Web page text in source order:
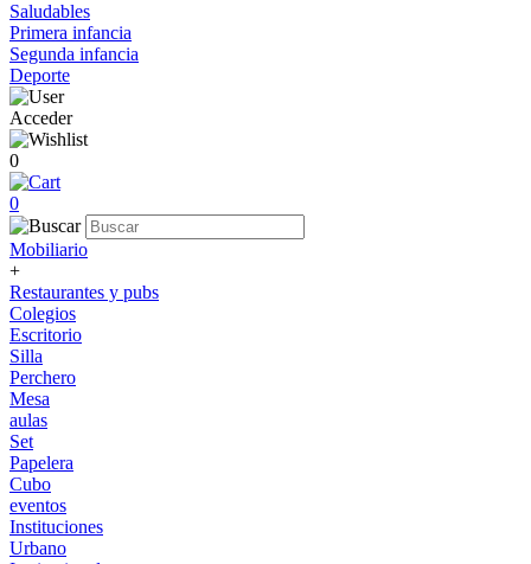
Saludables
Primera infancia
Segunda infancia
Deporte
Acceder
0
0
Mobiliario
+
Restaurantes y pubs
Colegios
Escritorio
Silla
Perchero
Mesa
aulas
Set
Papelera
Cubo
eventos
Instituciones
Urbano